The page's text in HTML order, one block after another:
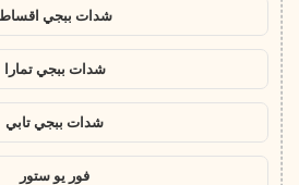
شدات ببجي اقساط
شدات ببجي تمارا
شدات ببجي تابي
فور يو ستور